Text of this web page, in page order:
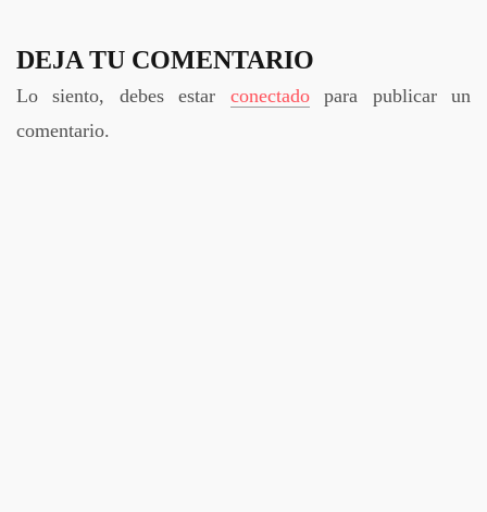
DEJA TU COMENTARIO
Lo siento, debes estar conectadopara publicar un
comentario.